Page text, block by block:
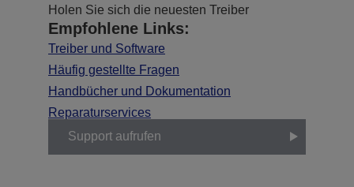
Holen Sie sich die neuesten Treiber
Empfohlene Links:
Treiber und Software
Häufig gestellte Fragen
Handbücher und Dokumentation
Reparaturservices
Support aufrufen